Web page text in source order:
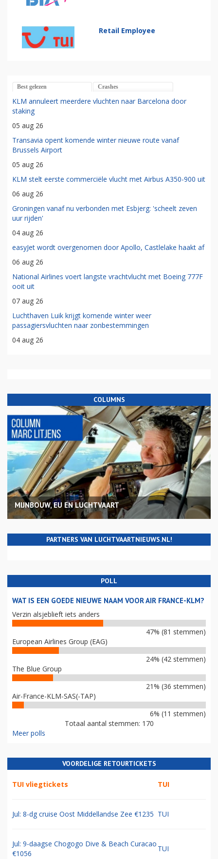
Retail Employee
Best gelezen Crashes
KLM annuleert meerdere vluchten naar Barcelona door
staking
05 aug 26
Transavia opent komende winter nieuwe route vanaf
Brussels Airport
05 aug 26
KLM stelt eerste commerciële vlucht met Airbus A350-900 uit
06 aug 26
Groningen vanaf nu verbonden met Esbjerg: 'scheelt zeven
uur rijden'
04 aug 26
easyJet wordt overgenomen door Apollo, Castlelake haakt af
06 aug 26
National Airlines voert langste vrachtvlucht met Boeing 777F
ooit uit
07 aug 26
Luchthaven Luik krijgt komende winter weer
passagiersvluchten naar zonbestemmingen
04 aug 26
COLUMNS
MIJNBOUW, EU EN LUCHTVAART
PARTNERS VAN LUCHTVAARTNIEUWS.NL!
POLL
WAT IS EEN GOEDE NIEUWE NAAM VOOR AIR FRANCE-KLM?
Verzin alsjeblieft iets anders
47% (81 stemmen)
European Airlines Group (EAG)
24% (42 stemmen)
The Blue Group
21% (36 stemmen)
Air-France-KLM-SAS(-TAP)
6% (11 stemmen)
Totaal aantal stemmen: 170
Meer polls
VOORDELIGE RETOURTICKETS
TUI vliegtickets TUI
Jul: 8-dg cruise Oost Middellandse Zee €1235 TUI
Jul: 9-daagse Chogogo Dive & Beach Curacao
€1056
TUI